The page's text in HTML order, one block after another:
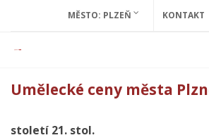
MĚSTO: PLZEŇ KONTAKT
Umělecké ceny města
století 21. stol.